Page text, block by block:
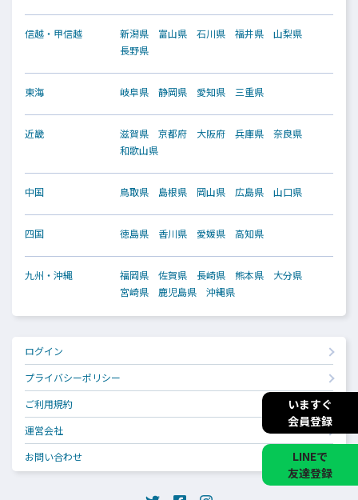
いますぐ
会員登録
LINEで
友達登録
信越・甲信越 新潟県 富山県 石川県 福井県
山梨県
長野県
東海 岐阜県 静岡県 愛知県 三重県
近畿 滋賀県 京都府 大阪府 兵庫県
奈良県
和歌山県
中国 鳥取県 島根県 岡山県 広島県 山口県
四国 徳島県 香川県 愛媛県 高知県
九州・沖縄 福岡県 佐賀県 長崎県 熊本県
大分県
宮崎県
鹿児島県 沖縄県
ログイン
プライバシーポリシー
ご利用規約
運営会社
お問い合わせ